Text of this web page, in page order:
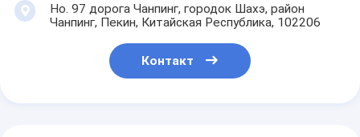
Но. 97 дорога Чанпинг, городок Шахэ, район
Чанпинг, Пекин, Китайская Республика, 102206
Контакт